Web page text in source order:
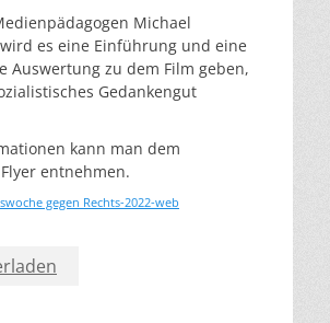
Michael
es eine Einführung und eine
Auswertung zu dem Film geben,
Gedankengut
kann man dem
entnehmen.
gegen Rechts-2022-web